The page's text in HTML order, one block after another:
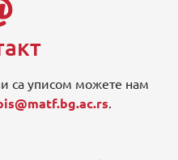
са уписом можете нам
.